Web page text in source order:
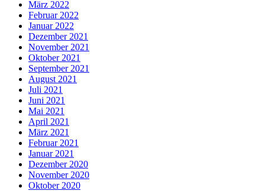
März 2022
Februar 2022
Januar 2022
Dezember 2021
November 2021
Oktober 2021
September 2021
August 2021
Juli 2021
Juni 2021
Mai 2021
April 2021
März 2021
Februar 2021
Januar 2021
Dezember 2020
November 2020
Oktober 2020